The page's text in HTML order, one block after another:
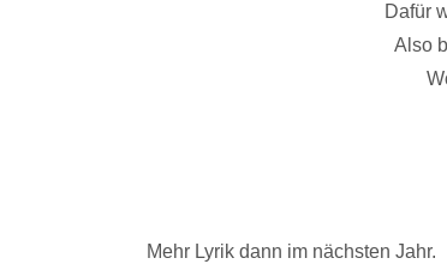
Dafür
Also
Mehr Lyrik dann im nächsten Jahr.